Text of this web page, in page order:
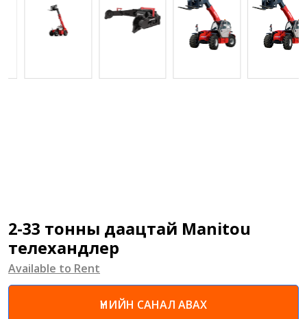
2-33 тонны даацтай Manitou
телехандлер
Available to Rent
ҮНИЙН САНАЛ АВАХ